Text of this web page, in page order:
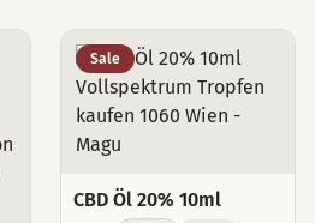
Sale
CBD Öl 20% 10ml